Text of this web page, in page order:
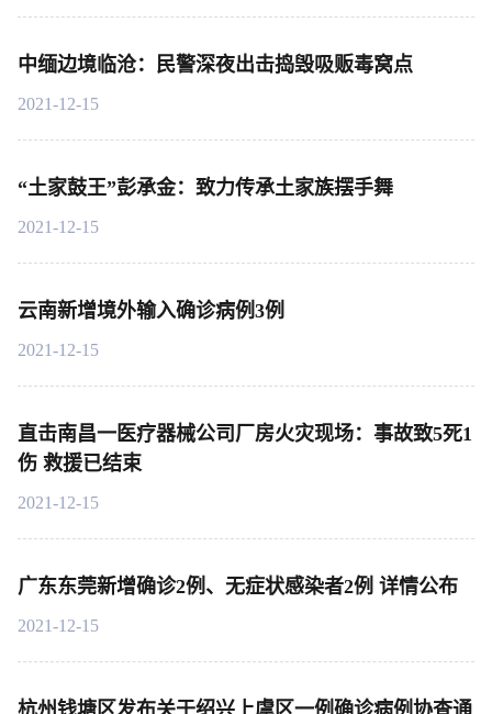
中缅边境临沧：民警深夜出击捣毁吸贩毒窝点
2021-12-15
“土家鼓王”彭承金：致力传承土家族摆手舞
2021-12-15
云南新增境外输入确诊病例3例
2021-12-15
直击南昌一医疗器械公司厂房火灾现场：事故致5死1
伤 救援已结束
2021-12-15
广东东莞新增确诊2例、无症状感染者2例 详情公布
2021-12-15
杭州钱塘区发布关于绍兴上虞区一例确诊病例协查通